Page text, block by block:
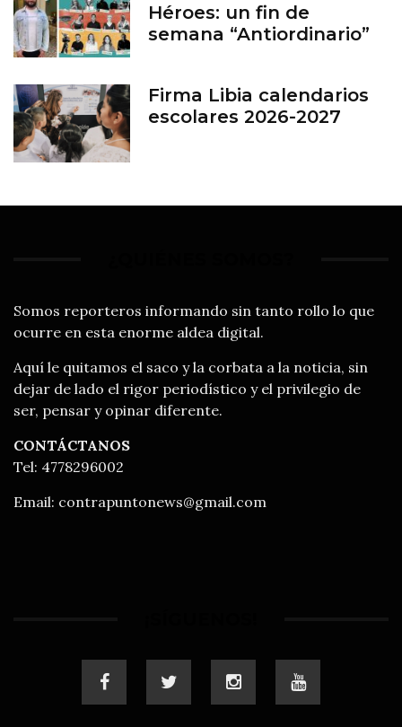
Héroes: un fin de
semana “Antiordinario”
Firma Libia calendarios
escolares 2026-2027
Somos reporteros informando sin tanto rollo lo que
ocurre en esta enorme aldea digital.
Aquí le quitamos el saco y la corbata a la noticia, sin
dejar de lado el rigor periodístico y el privilegio de
ser, pensar y opinar diferente.
CONTÁCTANOS
Tel: 4778296002
Email: contrapuntonews@gmail.com